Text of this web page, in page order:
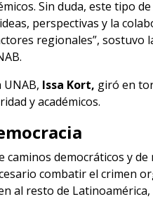
Sin duda, este tipo
perspectivas y la
regionales”, sostuvo
Issa Kort, giró en
y académicos.
democráticos y
combatir el crimen
al resto de